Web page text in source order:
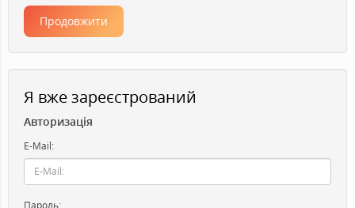
Продовжити
Я вже зареєстрований
Авторизація
E-Mail:
Пароль: